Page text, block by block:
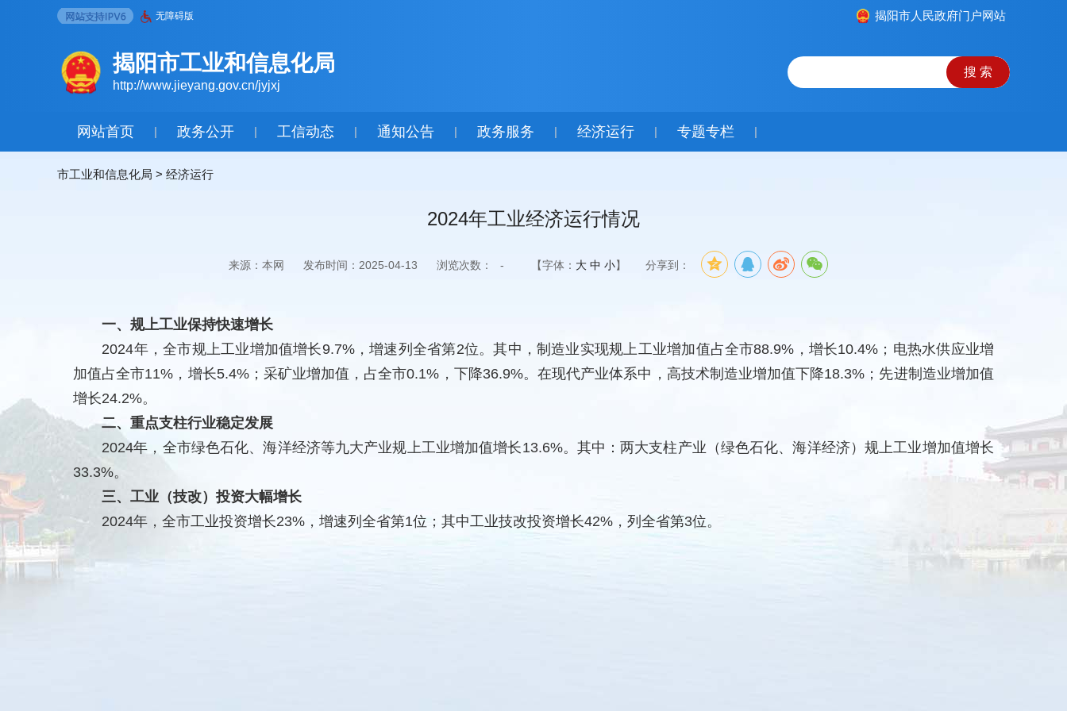
无障碍版 揭阳市人民政府门户网站
揭阳市工业和信息化局
http://www.jieyang.gov.cn/jyjxj
网站首页 | 政务公开 | 工信动态 | 通知公告 | 政务服务 | 经济运行 | 专题专栏 |
市工业和信息化局 > 经济运行
2024年工业经济运行情况
来源：本网 发布时间：2025-04-13 浏览次数： - 【字体： 大 中 小】 分享到：
一、规上工业保持快速增长
2024年，全市规上工业增加值增长9.7%，增速列全省第2位。其中，制造业实现规上工业增加值占全市88.9%，增长10.4%；电热水供应业增
加值占全市11%，增长5.4%；采矿业增加值，占全市0.1%，下降36.9%。在现代产业体系中，高技术制造业增加值下降18.3%；先进制造业增加值
增长24.2%。
二、重点支柱行业稳定发展
2024年，全市绿色石化、海洋经济等九大产业规上工业增加值增长13.6%。其中：两大支柱产业（绿色石化、海洋经济）规上工业增加值增长
33.3%。
三、工业（技改）投资大幅增长
2024年，全市工业投资增长23%，增速列全省第1位；其中工业技改投资增长42%，列全省第3位。